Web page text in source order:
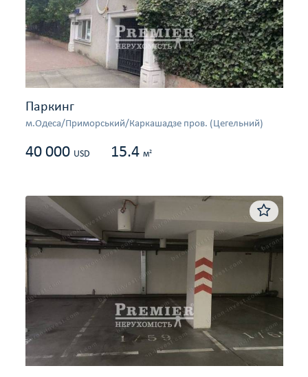
Паркинг
м.Одеса/Приморський/Каркашадзе пров. (Цегельний)
40 000 USD 15.4 м2